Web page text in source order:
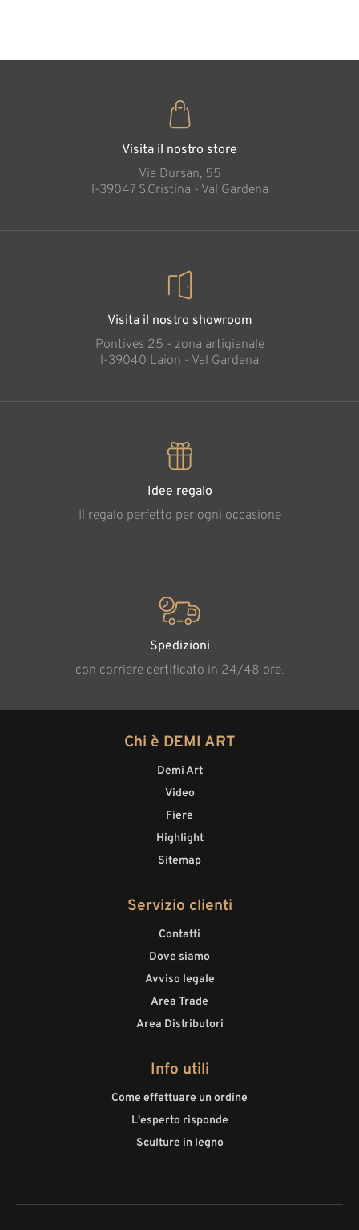
Culla per Gesù
Visita il nostro store
Via Dursan, 55
l-39047 S.Cristina - Val Gardena
Visita il nostro showroom
Pontives 25 - zona artigianale
l-39040 Laion - Val Gardena
Idee regalo
Il regalo perfetto per ogni occasione
Spedizioni
con corriere certificato in 24/48 ore.
Chi è DEMI ART
Demi Art
Video
Fiere
Highlight
Sitemap
Servizio clienti
Contatti
Dove siamo
Avviso legale
Area Trade
Area Distributori
Info utili
Come effettuare un ordine
L'esperto risponde
Sculture in legno